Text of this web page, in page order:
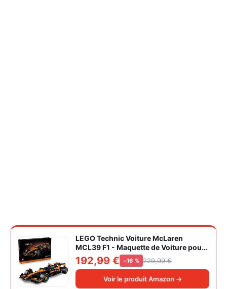
LEGO Technic Voiture McLaren
MCL39 F1 - Maquette de Voiture pour
Adulte - Set de Construction Formule 1
Collector - Moteur V6 & Différentiel -
Idée Cadeau pour Fans de Sport
Automobile 42228
192,99 € −16 % 229,99 €
Voir le produit Amazon →